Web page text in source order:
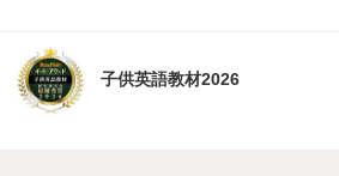
子供英語教材2026